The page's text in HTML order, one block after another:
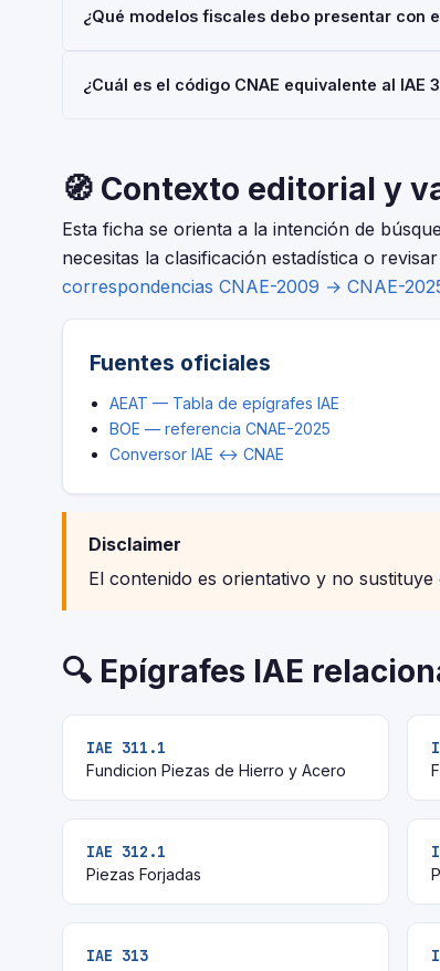
€/año también están exentas. No obstante, el
¿Qué modelos fiscales debo presentar con el
Consulta con tu asesor fiscal para tu situación
¿Cuál es el código CNAE equivalente al IAE
🧭 Contexto editorial y
Esta ficha se orienta a la intención de
necesitas la clasificación estadística o
correspondencias CNAE-2009 → CNAE-
Fuentes oficiales
AEAT — Tabla de epígrafes IAE
BOE — referencia CNAE-2025
Conversor IAE ↔ CNAE
Disclaimer
El contenido es orientativo y no
🔍 Epígrafes IAE
IAE 311.1
Fundicion Piezas de Hierro y Acero
IAE 312.1
Piezas Forjadas
IAE 313